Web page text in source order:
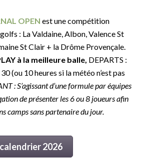
OPEN est une compétition
: La Valdaine, Albon, Valence St
St Clair + la Drôme Provençale.
à la meilleure balle, DEPARTS :
(ou 10 heures si la météo n’est pas
: S’agissant d’une formule par équipes
de présenter les 6 ou 8 joueurs afin
camps sans partenaire du jour.
calendrier 2026